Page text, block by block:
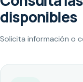
disponibles
Solicita información o